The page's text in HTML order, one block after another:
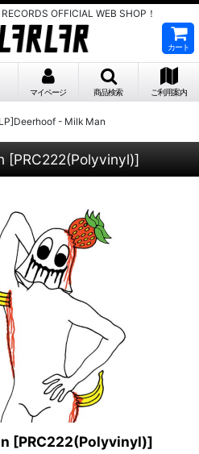
OFFICIAL WEB SHOP！
カート
マイページ 商品検索 ご利用案内
- Milk Man
[PRC222(Polyvinyl)]
[PRC222(Polyvinyl)]